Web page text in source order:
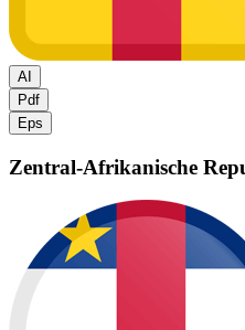
AI
Pdf
Eps
Zentral-Afrikanische